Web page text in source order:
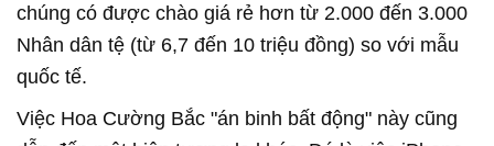
chúng có được chào giá rẻ hơn từ 2.000 đến 3.000
Nhân dân tệ (từ 6,7 đến 10 triệu đồng) so với mẫu
quốc tế.
Việc Hoa Cường Bắc "án binh bất động" này cũng